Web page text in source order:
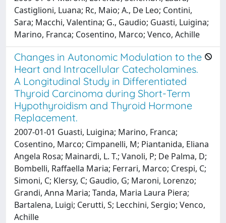
Castiglioni, Luana; Rc, Maio; A., De Leo; Contini,
Sara; Macchi, Valentina; G., Gaudio; Guasti, Luigina;
Marino, Franca; Cosentino, Marco; Venco, Achille
Changes in Autonomic Modulation to the
Heart and Intracellular Catecholamines.
A Longitudinal Study in Differentiated
Thyroid Carcinoma during Short-Term
Hypothyroidism and Thyroid Hormone
Replacement.
2007-01-01 Guasti, Luigina; Marino, Franca;
Cosentino, Marco; Cimpanelli, M; Piantanida, Eliana
Angela Rosa; Mainardi, L. T.; Vanoli, P; De Palma, D;
Bombelli, Raffaella Maria; Ferrari, Marco; Crespi, C;
Simoni, C; Klersy, C; Gaudio, G; Maroni, Lorenzo;
Grandi, Anna Maria; Tanda, Maria Laura Piera;
Bartalena, Luigi; Cerutti, S; Lecchini, Sergio; Venco,
Achille